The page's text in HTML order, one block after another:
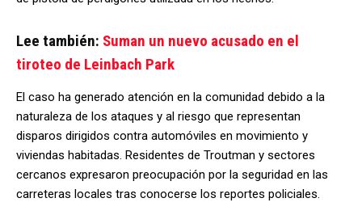
Lee también: Suman un nuevo acusado en el
tiroteo de Leinbach Park
El caso ha generado atención en la comunidad debido a la
naturaleza de los ataques y al riesgo que representan
disparos dirigidos contra automóviles en movimiento y
viviendas habitadas. Residentes de Troutman y sectores
cercanos expresaron preocupación por la seguridad en las
carreteras locales tras conocerse los reportes policiales.